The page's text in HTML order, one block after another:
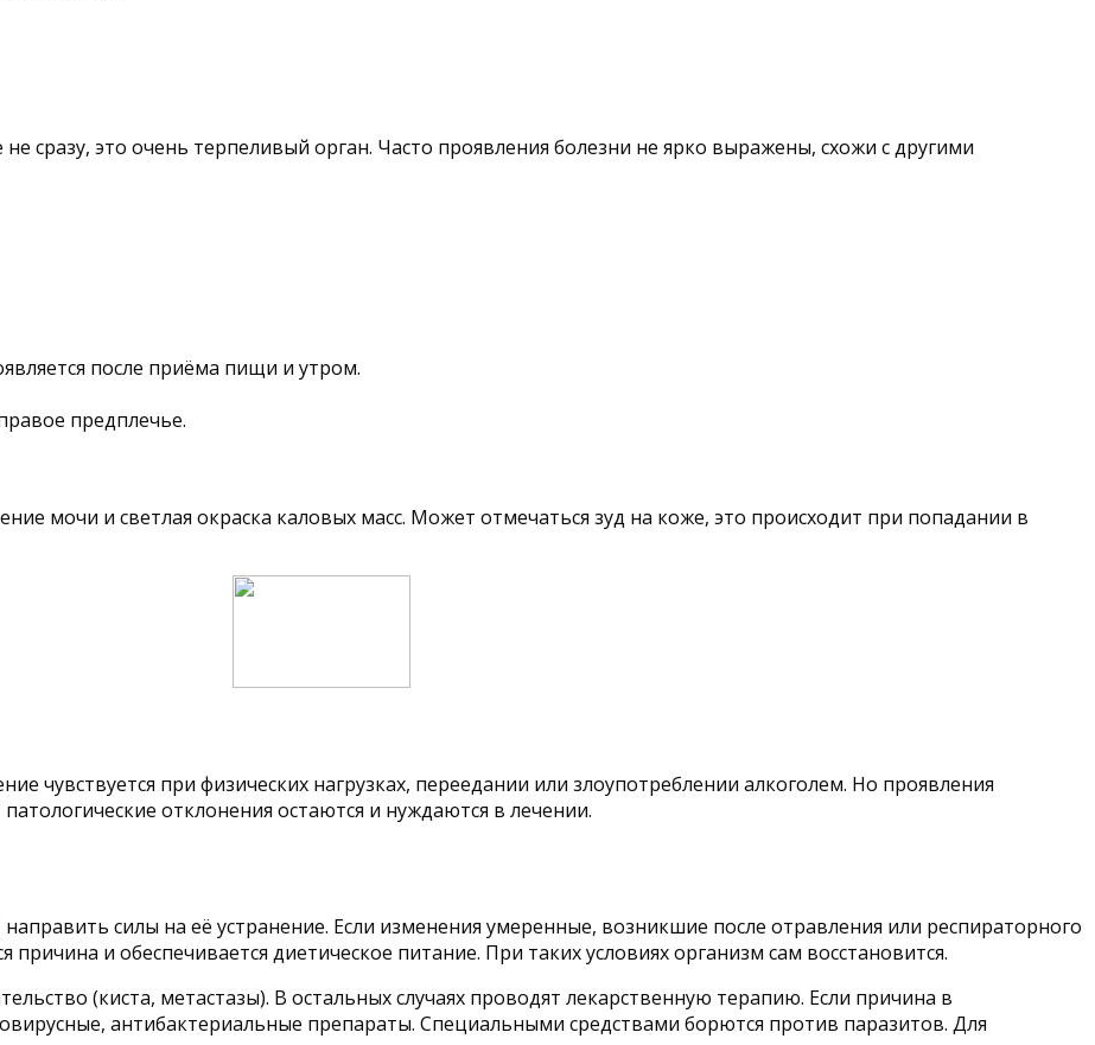
сразу, это очень терпеливый орган. Часто проявления болезни не ярко выражены, схожи с другими
после приёма пищи и утром.
предплечье.
мочи и светлая окраска каловых масс. Может отмечаться зуд на коже, это происходит при попадании в
чувствуется при физических нагрузках, переедании или злоупотреблении алкоголем. Но проявления
отклонения остаются и нуждаются в лечении.
силы на её устранение. Если изменения умеренные, возникшие после отравления или респираторного
причина и обеспечивается диетическое питание. При таких условиях организм сам восстановится.
(киста, метастазы). В остальных случаях проводят лекарственную терапию. Если причина в
антибактериальные препараты. Специальными средствами борются против паразитов. Для